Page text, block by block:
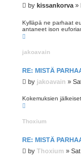
P
s
t
by kissankorva »
Kylläpä ne parhaat
antaneet ison
jakoavain
RE: MISTÄ
P
s
by jakoavain »
Kokemuksien
Thoxium
RE: MISTÄ
Pby Thoxium »